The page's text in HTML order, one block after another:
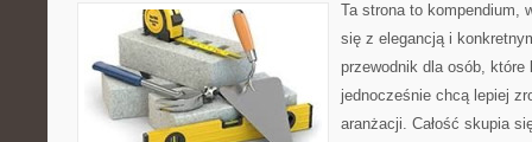
Ta strona to kompendium,
się z elegancją i
przewodnik dla osób, które
jednocześnie chcą lepiej
aranżacji. Całość skupia